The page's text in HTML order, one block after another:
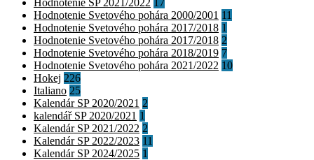
Hodnotenie SP 2021/2022 17
Hodnotenie Svetového pohára 2000/2001 11
Hodnotenie Svetového pohára 2017/2018 1
Hodnotenie Svetového pohára 2017/2018 2
Hodnotenie Svetového pohára 2018/2019 7
Hodnotenie Svetového pohára 2021/2022 10
Hokej 226
Italiano 25
Kalendár SP 2020/2021 2
kalendář SP 2020/2021 1
Kalendár SP 2021/2022 2
Kalendár SP 2022/2023 11
Kalendár SP 2024/2025 1